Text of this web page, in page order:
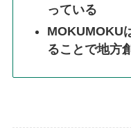
っている
MOKUMOKU
ることで地方